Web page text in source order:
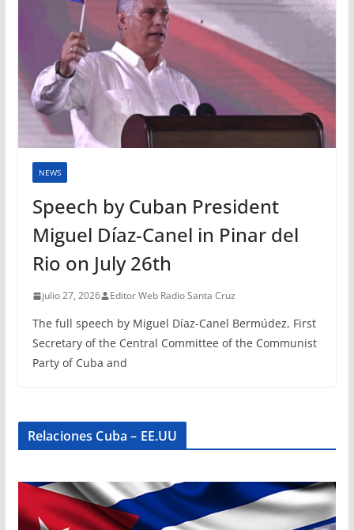
NEWS
Speech by Cuban President
Miguel Díaz-Canel in Pinar del
Rio on July 26th
julio 27, 2026 Editor Web Radio Santa Cruz
The full speech by Miguel Díaz-Canel Bermúdez, First
Secretary of the Central Committee of the Communist
Party of Cuba and
Relaciones Cuba – EE.UU